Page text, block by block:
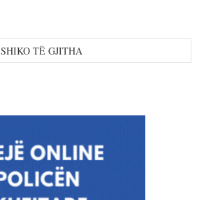
SHIKO TË GJITHA